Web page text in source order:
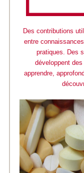
Des contributions
entre
pratiques. Des
développent
apprendre,